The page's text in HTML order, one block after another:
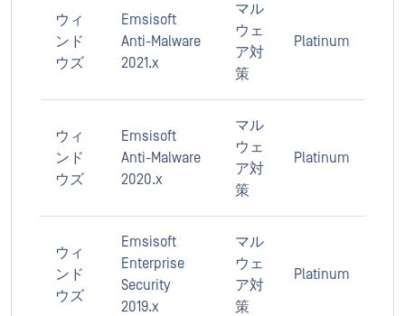
ウィ
ンド
ウズ
Emsisoft
Anti-Malware
2021.x
マル
ウェ
ア対
策
Platinum
ウィ
ンド
ウズ
Emsisoft
Anti-Malware
2020.x
マル
ウェ
ア対
策
Platinum
ウィ
ンド
ウズ
Emsisoft
Enterprise
Security
2019.x
マル
ウェ
ア対
策
Platinum